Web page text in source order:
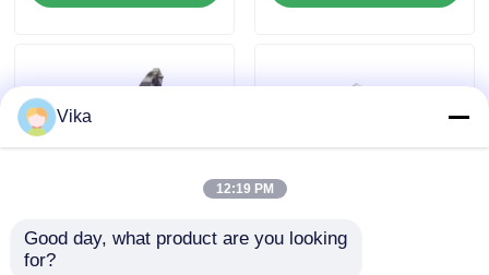
উদ্ধৃতির জন্য আবেদন
কামিন্স খুচরা যন্ত্রাংশ
New Cummins
Vika
12:19 PM
Good day, what product are you looking
for?